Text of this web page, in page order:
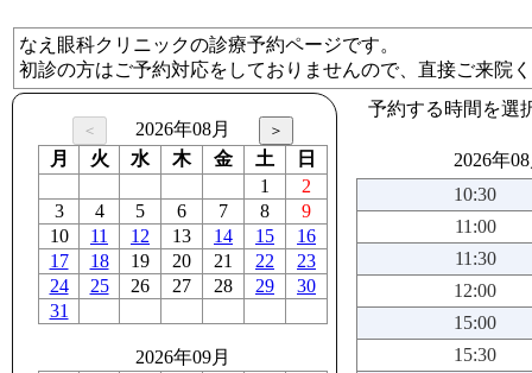
なえ眼科クリニックの診療予約ページです。
初診の方はご予約対応をしておりませんので、直接ご来院
2026年08月
月
火 水 木 金 土
日
1
2
3
4 5 6 7 8
9
10
11 12 13 14 15
16
17
18 19 20 21 22
23
24
25 26 27 28 29
30
31
2026年09月
予約する時間を選
2026年
10:30
11:00
11:30
12:00
15:00
15:30